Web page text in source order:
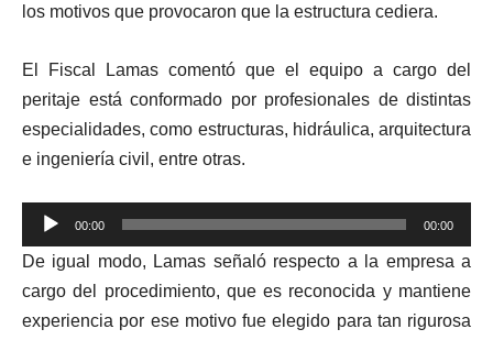
los motivos que provocaron que la estructura cediera.
El Fiscal Lamas comentó que el equipo a cargo del
peritaje está conformado por profesionales de distintas
especialidades, como estructuras, hidráulica, arquitectura
e ingeniería civil, entre otras.
Reproductor
de
audio
00:00 00:00
De igual modo, Lamas señaló respecto a la empresa a
cargo del procedimiento, que es reconocida y mantiene
experiencia por ese motivo fue elegido para tan rigurosa